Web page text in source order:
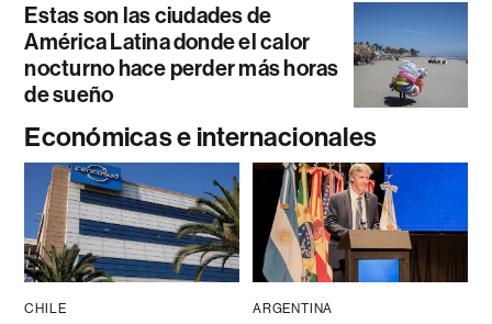
Estas son las ciudades de
América Latina donde el calor
nocturno hace perder más horas
de sueño
Económicas e internacionales
CHILE ARGENTINA